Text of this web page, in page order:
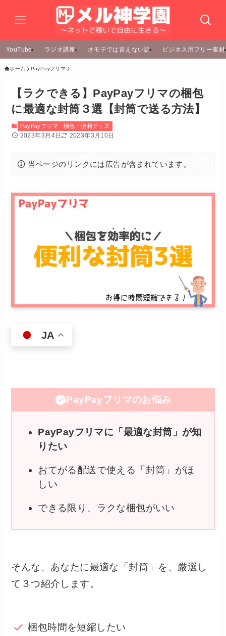
YouTube ラジオ講座 オモテでは言えない話 ビジネス用フリー素材
ホーム PayPayフリマ
【ラクできる】PayPayフリマの梱包
に最適な封筒３選【封筒で送る方法】
PayPayフリマ 梱包・便利グッズ
2023年3月4日 2023年3月10日
当ページのリンクには広告が含まれています。
JA
PayPayフリマのお悩み
PayPayフリマに「最適な封筒」が知
りたい
おてがる配送で使える「封筒」がほ
しい
できる限り、ラクな梱包がいい
そんな、あなたに最適な「封筒」を、厳選し
て３つ紹介します。
梱包時間を短縮したい